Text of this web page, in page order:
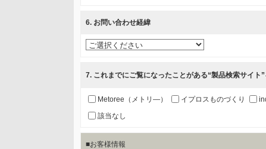
a.個人情報の提供・利用目的
当該企業/団体のサービス等のご案内及び当該企業/団体
b.第三者に提供される個人データの項目
お客様のご氏名、フリガナ、企業・団体名、部署名、
書類の送付又は電子的な方法
6. お問い合わせ経緯
7. これまでにご覧になったことがある“製品検索サイト
Metoree（メトリ―） イプロスものづくり
該当なし
■お客様情報